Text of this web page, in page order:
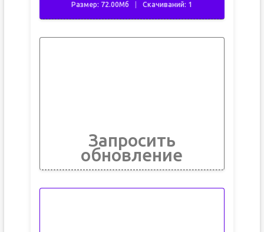
Размер: 72.00Мб Скачиваний: 1
Запросить
обновление